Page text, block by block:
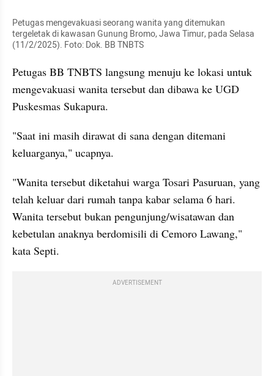
Petugas mengevakuasi seorang wanita yang ditemukan
tergeletak di kawasan Gunung Bromo, Jawa Timur, pada Selasa
(11/2/2025). Foto: Dok. BB TNBTS
Petugas BB TNBTS langsung menuju ke lokasi untuk
mengevakuasi wanita tersebut dan dibawa ke UGD
Puskesmas Sukapura.
"Saat ini masih dirawat di sana dengan ditemani
keluarganya," ucapnya.
"Wanita tersebut diketahui warga Tosari Pasuruan, yang
telah keluar dari rumah tanpa kabar selama 6 hari.
Wanita tersebut bukan pengunjung/wisatawan dan
kebetulan anaknya berdomisili di Cemoro Lawang,"
kata Septi.
ADVERTISEMENT